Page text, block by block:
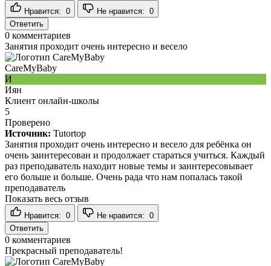
Нравится: 0 Не нравится: 0
Ответить
0 комментариев
Занятия проходит очень интересно и весело
CareMyBaby
И
Иян
Клиент онлайн-школы
5
Проверено
Источник: Tutortop
Занятия проходит очень интересно и весело для ребёнка он
очень заинтересован и продолжает стараться учиться. Каждый
раз преподаватель находит новые темы и заинтересовывает
его больше и больше. Очень рада что нам попалась такой
преподаватель
Показать весь отзыв
Нравится: 0 Не нравится: 0
Ответить
0 комментариев
Прекрасный преподаватель!